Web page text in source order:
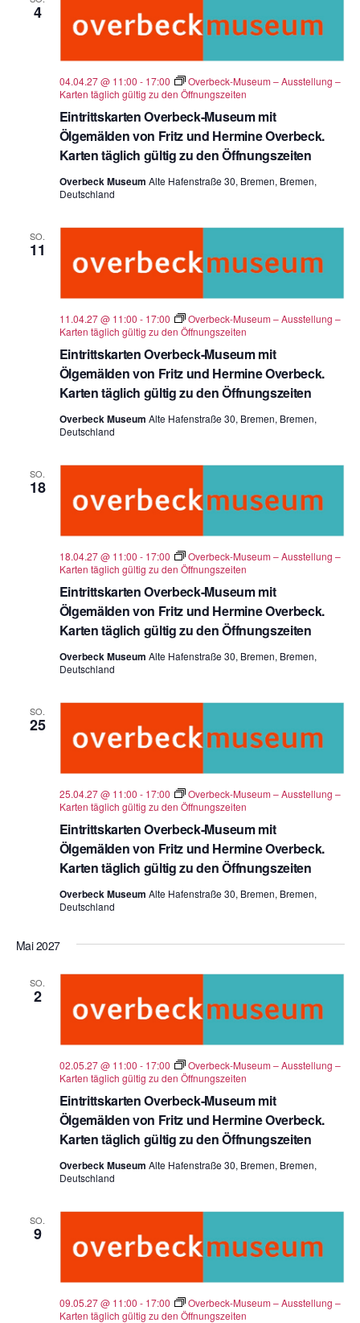
4
Eintrittskarten Overbeck-Museum mit
Ölgemälden von Fritz und Hermine Overbeck.
Karten täglich gültig zu den Öffnungszeiten
04.04.27 @ 11:00 - 17:00
Overbeck-Museum – Ausstellung –
Karten täglich gültig zu den Öffnungszeiten
Overbeck Museum Alte Hafenstraße 30, Bremen, Bremen,
Deutschland
SO.
11
Eintrittskarten Overbeck-Museum mit
Ölgemälden von Fritz und Hermine Overbeck.
Karten täglich gültig zu den Öffnungszeiten
11.04.27 @ 11:00 - 17:00
Overbeck-Museum – Ausstellung –
Karten täglich gültig zu den Öffnungszeiten
Overbeck Museum Alte Hafenstraße 30, Bremen, Bremen,
Deutschland
SO.
18
Eintrittskarten Overbeck-Museum mit
Ölgemälden von Fritz und Hermine Overbeck.
Karten täglich gültig zu den Öffnungszeiten
18.04.27 @ 11:00 - 17:00
Overbeck-Museum – Ausstellung –
Karten täglich gültig zu den Öffnungszeiten
Overbeck Museum Alte Hafenstraße 30, Bremen, Bremen,
Deutschland
SO.
25
Eintrittskarten Overbeck-Museum mit
Ölgemälden von Fritz und Hermine Overbeck.
Karten täglich gültig zu den Öffnungszeiten
25.04.27 @ 11:00 - 17:00
Overbeck-Museum – Ausstellung –
Karten täglich gültig zu den Öffnungszeiten
Overbeck Museum Alte Hafenstraße 30, Bremen, Bremen,
Deutschland
Mai 2027
SO.
2
Eintrittskarten Overbeck-Museum mit
Ölgemälden von Fritz und Hermine Overbeck.
Karten täglich gültig zu den Öffnungszeiten
02.05.27 @ 11:00 - 17:00
Overbeck-Museum – Ausstellung –
Karten täglich gültig zu den Öffnungszeiten
Overbeck Museum Alte Hafenstraße 30, Bremen, Bremen,
Deutschland
SO.
9
09.05.27 @ 11:00 - 17:00
Overbeck-Museum – Ausstellung –
Karten täglich gültig zu den Öffnungszeiten